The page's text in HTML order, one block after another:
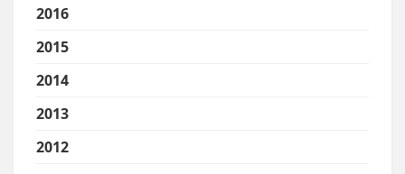
2016
2015
2014
2013
2012